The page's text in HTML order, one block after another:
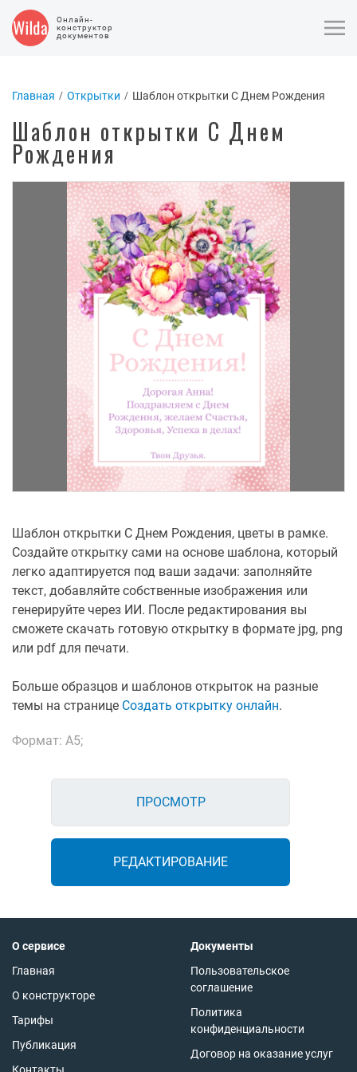
Онлайн-
конструктор
документов
Главная Открытки Шаблон открытки С Днем Рождения
Шаблон открытки С Днем
Рождения
Шаблон открытки С Днем Рождения, цветы в рамке.
Создайте открытку сами на основе шаблона, который
легко адаптируется под ваши задачи: заполняйте
текст, добавляйте собственные изображения или
генерируйте через ИИ. После редактирования вы
сможете скачать готовую открытку в формате jpg, png
или pdf для печати.
Больше образцов и шаблонов открыток на разные
темы на странице Создать открытку онлайн.
Формат: А5;
ПРОСМОТР
РЕДАКТИРОВАНИЕ
О сервисе
Главная
О конструкторе
Тарифы
Публикация
Документы
Пользовательское
соглашение
Политика
конфиденциальности
Договор на оказание услуг